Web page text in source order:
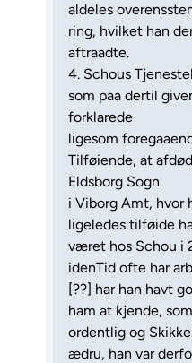
aldeles
ring, hvilket han
aftraadte.
4. Schous
som paa dertil
forklarede
ligesom
Tilføiende, at
Eldsborg Sogn
i Viborg Amt, hvor
ligeledes tilføide
været hos Schou i
idenTid ofte har
[??] har han havt
ham at kjende,
ordentlig og
ædru, han var